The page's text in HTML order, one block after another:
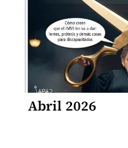
Abril 2026